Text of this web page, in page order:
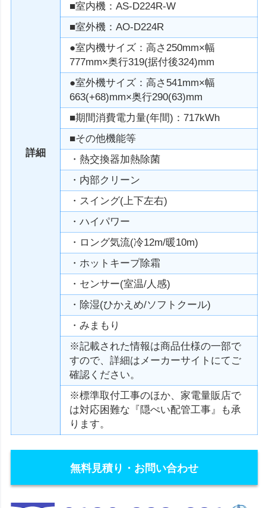
詳細
■室内機：AS-D224R-W
■室外機：AO-D224R
●室内機サイズ：高さ250mm×幅
777mm×奥行319(据付後324)mm
●室外機サイズ：高さ541mm×幅
663(+68)mm×奥行290(63)mm
■期間消費電力量(年間)：717kWh
■その他機能等
・熱交換器加熱除菌
・内部クリーン
・スイング(上下左右)
・ハイパワー
・ロング気流(冷12m/暖10m)
・ホットキープ除霜
・センサー(室温/人感)
・除湿(ひかえめ/ソフトクール)
・みまもり
※記載された情報は商品仕様の一部で
すので、詳細はメーカーサイトにてご
確認ください。
※標準取付工事のほか、家電量販店で
は対応困難な『隠ぺい配管工事』も承
ります。
無料見積り・お問い合わせ